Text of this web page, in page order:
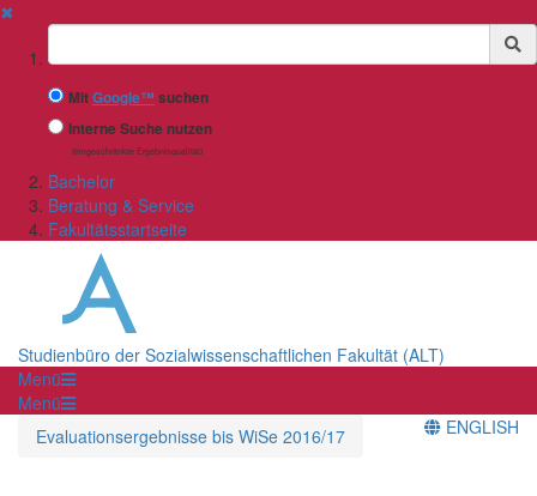
✖
Suchbegriff
MitGoogle™ suchen
Interne Suche nutzen
(eingeschränkte Ergebnisqualität)
Bachelor
Beratung & Service
Fakultätsstartseite
Studienbüro der Sozialwissenschaftlichen Fakultät (ALT)
Menü
Menü
Evaluationsergebnisse bis WiSe 2016/17
ENGLISH